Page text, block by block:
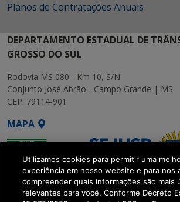
Planos de Contratações Anuais
DEPARTAMENTO ESTADUAL DE
GROSSO DO SUL
Rodovia MS 080 - Km 10, S/N
Conjunto José Abrão - Campo Grande | MS
CEP: 79114-901
MAPA
Utilizamos cookies para permitir uma
experiência em nosso website e para nos
compreender quais informações são mais
relevantes para você. Conforme Decreto